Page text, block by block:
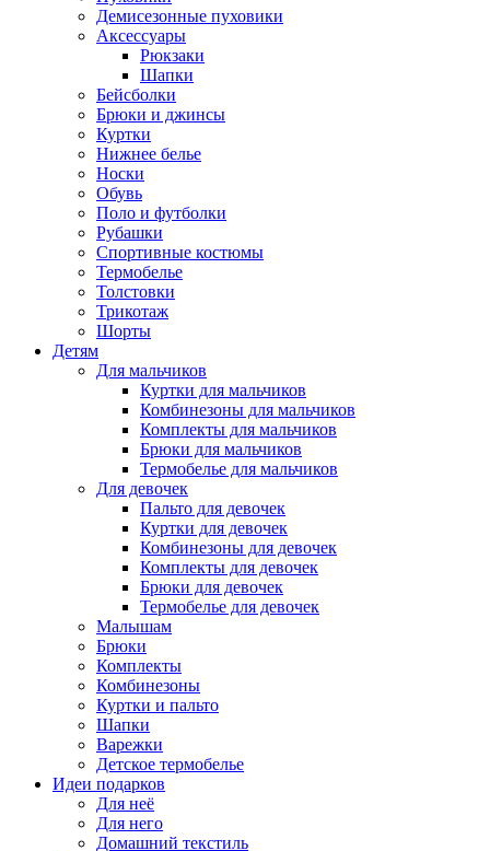
Демисезонные пуховики
Аксессуары
Рюкзаки
Шапки
Бейсболки
Брюки и джинсы
Куртки
Нижнее белье
Носки
Обувь
Поло и футболки
Рубашки
Спортивные костюмы
Термобелье
Толстовки
Трикотаж
Шорты
Детям
Для мальчиков
Куртки для мальчиков
Комбинезоны для мальчиков
Комплекты для мальчиков
Брюки для мальчиков
Термобелье для мальчиков
Для девочек
Пальто для девочек
Куртки для девочек
Комбинезоны для девочек
Комплекты для девочек
Брюки для девочек
Термобелье для девочек
Малышам
Брюки
Комплекты
Комбинезоны
Куртки и пальто
Шапки
Варежки
Детское термобелье
Идеи подарков
Для неё
Для него
Домашний текстиль